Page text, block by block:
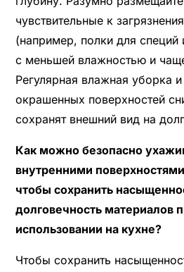
чувствительные к
(например, полки для специй
с меньшей влажностью и
Регулярная влажная уборка
окрашенных поверхностей
сохранят внешний вид на
Как можно безопасно
внутренними
чтобы сохранить
долговечность материалов
использовании на кухне?
Чтобы сохранить